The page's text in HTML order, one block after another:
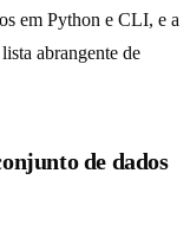
em Python e CLI, e a
abrangente de
de dados